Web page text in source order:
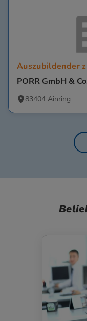
Auszubildender
PORR GmbH &
83404 Ainring